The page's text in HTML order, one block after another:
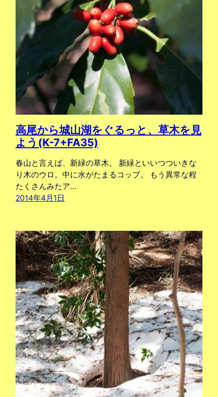
高尾から城山湖をぐるっと、草木を見
よう(K-7+FA35)
春山と言えば、新緑の草木。 新緑といいつついきな
り木のウロ。中に水がたまるコップ。 もう異常な程
たくさんみたア…
2014年4月1日